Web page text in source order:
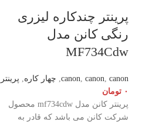
پرینتر چندکاره لیزری
رنگی کانن مدل
MF734Cdw
canon, canon, canon
, چهار کاره, پرینتر
۰ تومان
پرینتر کانن مدل mf734cdw محصول
شرکت کانن می باشد که قادر به